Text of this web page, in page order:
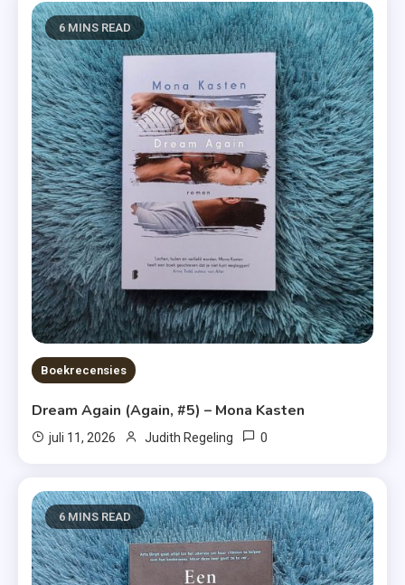
6 MINS READ
Boekrecensies
Dream Again (Again, #5) – Mona Kasten
juli 11, 2026 Judith Regeling 0
6 MINS READ